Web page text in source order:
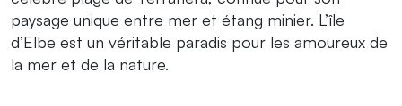
paysage unique entre mer et étang minier. L’île
d’Elbe est un véritable paradis pour les amoureux de
la mer et de la nature.